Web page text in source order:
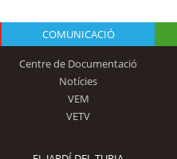
COMUNICACIÓ
Centre de Documentació
Notícies
VEM
VETV